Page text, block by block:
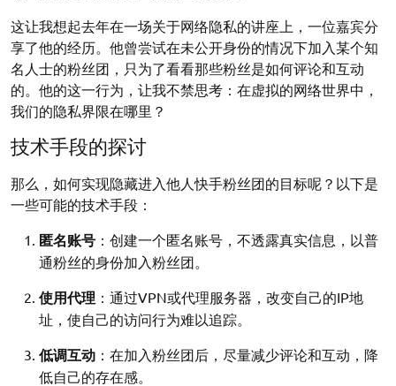
这让我想起去年在一场关于网络隐私的讲座上，一位嘉宾分
享了他的经历。他曾尝试在未公开身份的情况下加入某个知
名人士的粉丝团，只为了看看那些粉丝是如何评论和互动
的。他的这一行为，让我不禁思考：在虚拟的网络世界中，
我们的隐私界限在哪里？
技术手段的探讨
那么，如何实现隐藏进入他人快手粉丝团的目标呢？以下是
一些可能的技术手段：
匿名账号 ：创建一个匿名账号，不透露真实信息，以普
通粉丝的身份加入粉丝团。
使用代理 ：通过VPN或代理服务器，改变自己的IP地
址，使自己的访问行为难以追踪。
低调互动 ：在加入粉丝团后，尽量减少评论和互动，降
低自己的存在感。